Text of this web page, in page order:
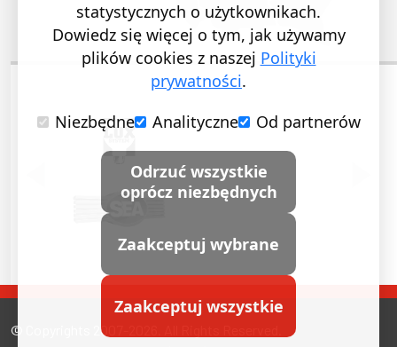
POPRZEDNI SLAJD
© Copyrights 2007-2026. All Rights Reserved.
statystycznych o użytkownikach.
Dowiedz się więcej o tym, jak używamy
plików cookies z naszej Polityki
prywatności.
Niezbędne
Analityczne Od partnerów
Odrzuć wszystkie
oprócz niezbędnych
Zaakceptuj wybrane
Zaakceptuj wszystkie